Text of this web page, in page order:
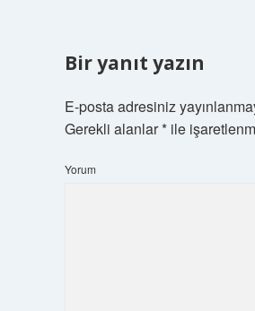
Bir yanıt yazın
E-posta adresiniz
Gerekli alanlar*ile
Yorum